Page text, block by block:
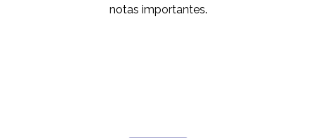
notas importantes.